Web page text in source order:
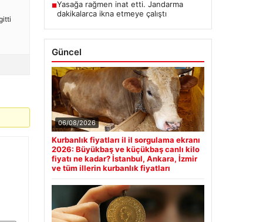
■Yasağa rağmen inat etti. Jandarma
dakikalarca ikna etmeye çalıştı
Güncel
06/08/2026
Kurbanlık fiyatları il il sorgulama ekranı
2026: Büyükbaş ve küçükbaş canlı kilo
fiyatı ne kadar? İstanbul, Ankara, İzmir
ve tüm illerin kurbanlık fiyatları